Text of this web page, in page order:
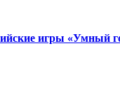
игры «Умный